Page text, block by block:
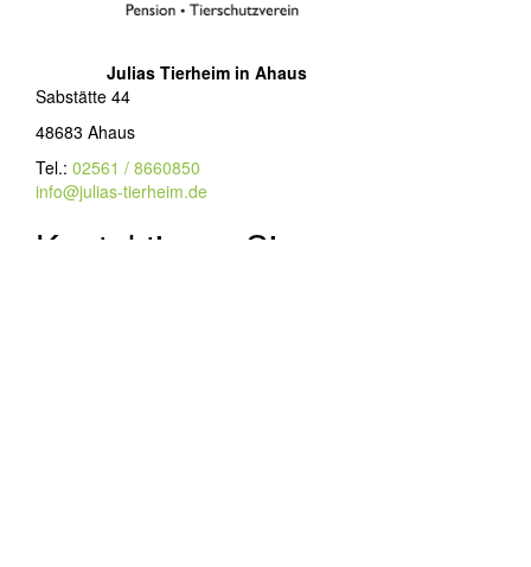
Julias Tierheim in Ahaus
Sabstätte 44
48683 Ahaus
Tel.: 02561 / 8660850
info@julias-tierheim.de
Kontaktieren Sie uns